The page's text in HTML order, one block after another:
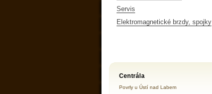
Servis
Elektromagnetické brzdy, spojky
Centrála
Povrly u Ústí nad Labem